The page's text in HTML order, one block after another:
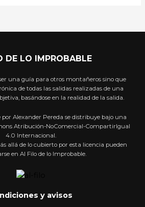
DE LO IMPROBABLE
una guía para otros montañeros sino que
de todas las salidas realizadas de una
basándose en la realidad de la salida.
por Alexander Pereda se distribuye bajo una
Atribución-NoComercial-CompartirIgual
4.0 Internacional.
allá de lo cubierto por esta licencia pueden
en Al Filo de lo Improbable.
y avisos